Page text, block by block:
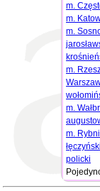
m.
m.
m.
m.
m.
m.
łęczyński
policki